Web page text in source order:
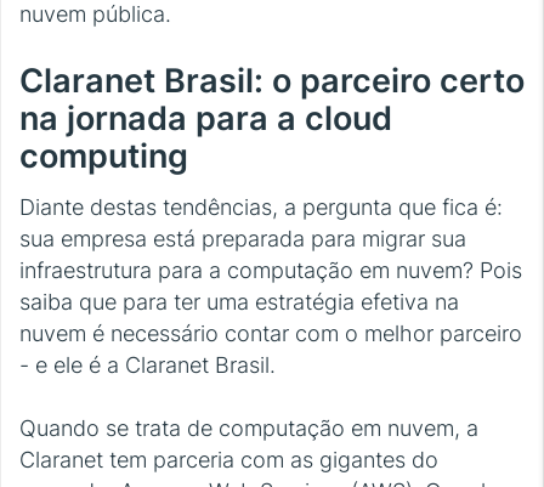
nuvem pública.
Claranet Brasil: o parceiro certo
na jornada para a cloud
computing
Diante destas tendências, a pergunta que fica é:
sua empresa está preparada para migrar sua
infraestrutura para a computação em nuvem? Pois
saiba que para ter uma estratégia efetiva na
nuvem é necessário contar com o melhor parceiro
- e ele é a Claranet Brasil.
Quando se trata de computação em nuvem, a
Claranet tem parceria com as gigantes do